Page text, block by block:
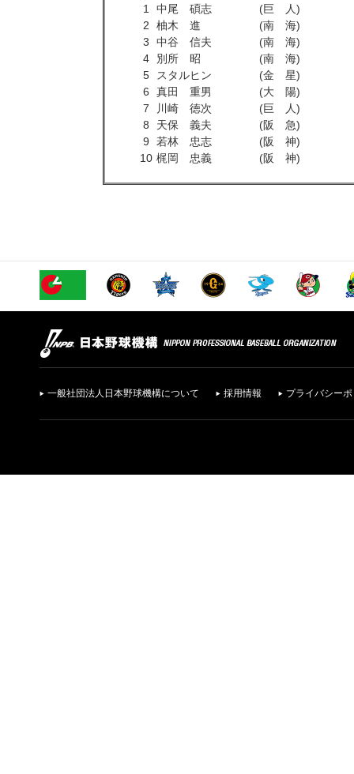
1 中尾 碩志
(巨 人)
2
柚木 進
(南 海)
3
中谷 信夫
(南 海)
4
別所 昭
(南 海)
5
スタルヒン
(金 星)
6
真田 重男
(大 陽)
7
川崎 徳次
(巨 人)
8
天保 義夫
(阪 急)
9
若林 忠志
(阪 神)
10 梶岡 忠義 (阪 神)
一般社団法人日本野球機構について 採用情報 プライバシー